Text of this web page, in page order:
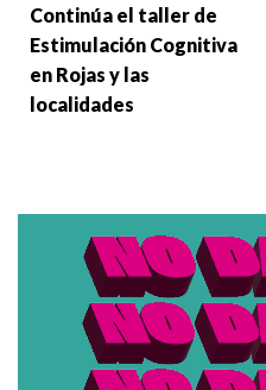
Continúa el taller de
Estimulación Cognitiva
en Rojas y las
localidades